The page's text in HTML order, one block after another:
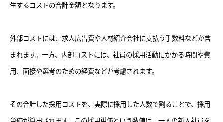
生するコストの合計金額となります。
外部コストには、求人広告費や人材紹介会社に支払う手数料などが含
まれます。一方、内部コストには、社員の採用活動にかかる時間や費
用、面接や選考のための経費などが考慮されます。
その合計した採用コストを、実際に採用した人数で割ることで、採用